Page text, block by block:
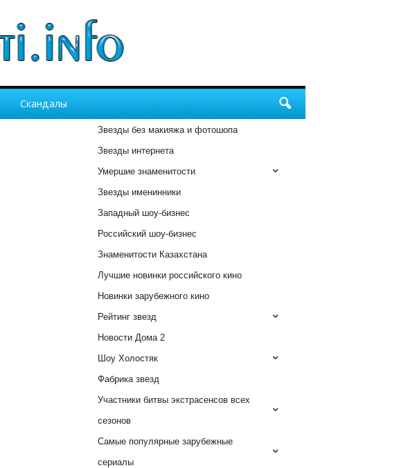
Скандалы
Звезды без макияжа и фотошопа
Звезды интернета
Умершие знаменитости
Звезды именинники
Западный шоу-бизнес
Российский шоу-бизнес
Знаменитости Казахстана
Лучшие новинки российского кино
Новинки зарубежного кино
Рейтинг звезд
Новости Дома 2
Шоу Холостяк
Фабрика звезд
Участники битвы экстрасенсов всех
сезонов
Самые популярные зарубежные
сериалы